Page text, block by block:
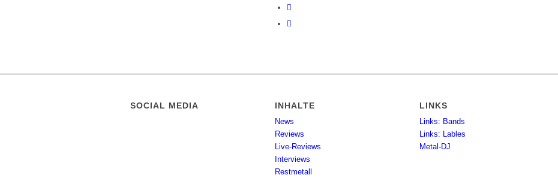
SOCIAL MEDIA INHALTE
News
Reviews
Live-Reviews
Interviews
Restmetall
LINKS
Links: Bands
Links: Lables
Metal-DJ